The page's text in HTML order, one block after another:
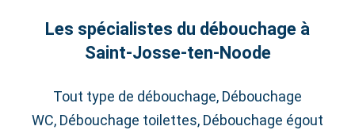
Les spécialistes du débouchage à
Saint‑Josse‑ten‑Noode
Tout type de débouchage, Débouchage
WC, Débouchage toilettes, Débouchage égout